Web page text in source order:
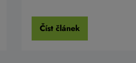
Číst článek